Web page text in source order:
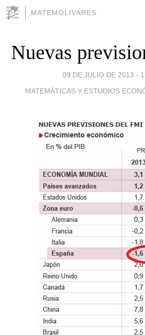
MATEMOLIVARES
Nuevas
09 DE JULIO DE 2013 -
MATEMÁTICAS Y ESTUDIOS